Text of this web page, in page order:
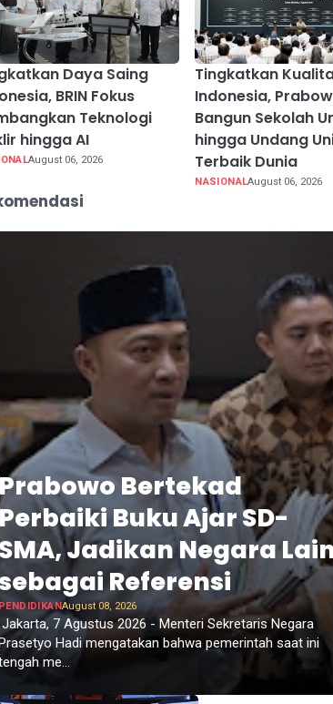
Daya Saing
BRIN Fokus
Teknologi
hingga AI
August 06, 2026
Tingkatkan
Indonesia,
Bangun Sekolah
hingga Undang
Terbaik Dunia
NASIONALAugust 06, 2026
Prabowo Bertekad
Buku Ajar SD-
SMA, Jadikan Negara
Referensi
PENDIDIKANAugust 08, 2026
Jakarta, 7 Agustus 2026 - Menteri Sekretaris Negara
Hadi mengatakan bahwa pemerintah saat ini
me...